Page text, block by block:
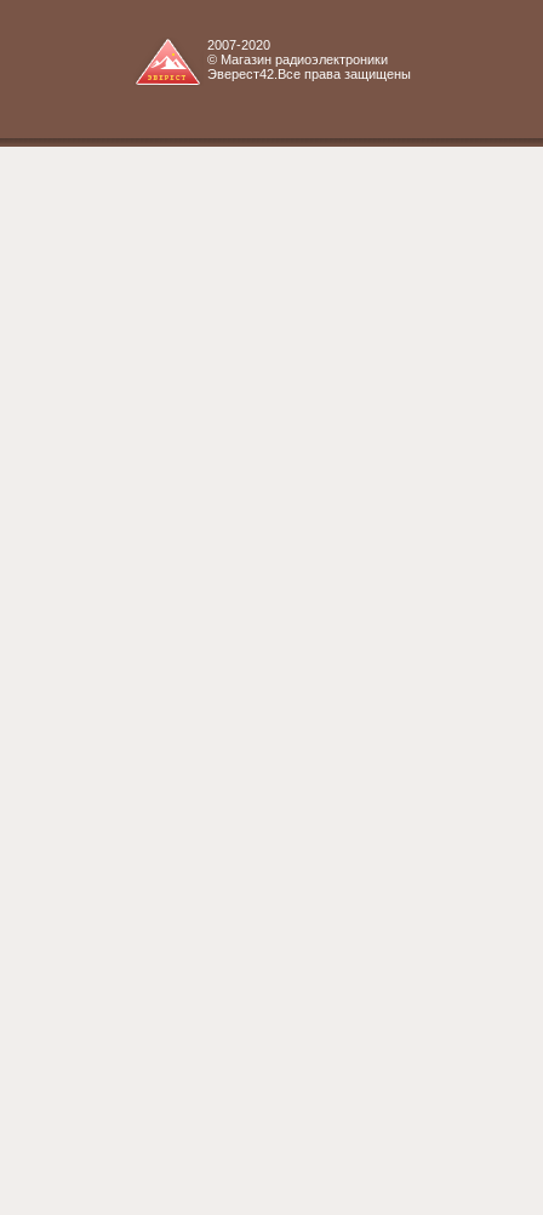
2007-2020
© Магазин радиоэлектроники
Эверест42.Все права защищены